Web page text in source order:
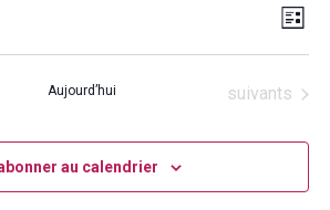
parde
Liste
Aujourd’hui Évènements
suivants
au calendrier